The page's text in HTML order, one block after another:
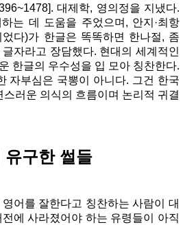
대제학, 영의정을 지냈다.
는 데 도움을 주었으며, 안지·최항
었다)가 한글은 똑똑하면 한나절, 좀
자라고 장담했다. 현대의 세계적인
한글의 우수성을 입 모아 칭찬한다.
자부심은 국뽕이 아니다. 그건 한국
러운 의식의 흐름이며 논리적 귀결
유구한 썰들
어를 잘한다고 칭찬하는 사람이 대
에 사라졌어야 하는 유령들이 아직